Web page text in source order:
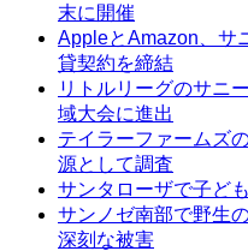
末に開催
AppleとAmazon、サ
貸契約を締結
リトルリーグのサニ
域大会に進出
テイラーファームズ
源として調査
サンタローザで子ど
サンノゼ南部で野生
深刻な被害